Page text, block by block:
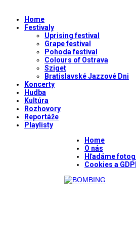
Home
Festivaly
Uprising festival
Grape festival
Pohoda festival
Colours of Ostrava
Sziget
Bratislavské Jazzové Dni
Koncerty
Hudba
Kultúra
Rozhovory
Reportáže
Playlisty
Home
O nás
Hľadáme
Cookies a